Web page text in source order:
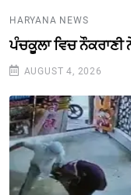
HARYANA NEWS
ਪੰਚਕੂਲਾ ਵਿਚ ਨੌਕਰਾਣੀ
AUGUST 4, 2026